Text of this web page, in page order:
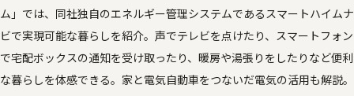
ム」では、同社独自のエネルギー管理システムであるスマートハイムナ
ビで実現可能な暮らしを紹介。声でテレビを点けたり、スマートフォン
で宅配ボックスの通知を受け取ったり、暖房や湯張りをしたりなど便利
な暮らしを体感できる。家と電気自動車をつないだ電気の活用も解説。